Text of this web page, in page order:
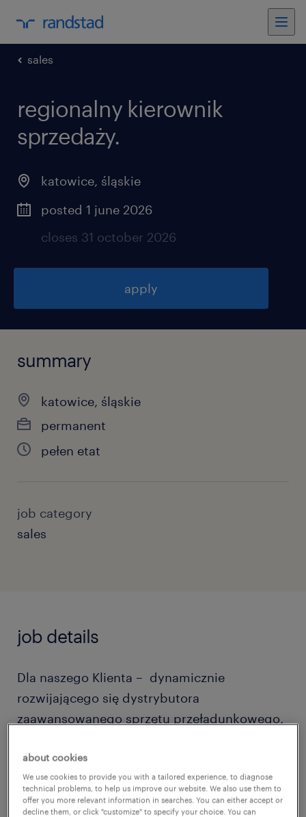
sales
regionalny kierownik
sprzedaży.
katowice, śląskie
posted 1 june 2026
closes 31 october 2026
apply
summary
katowice, śląskie
permanent
pełen etat
job category
sales
job details
Dla naszego Klienta – dynamicznie
rozwijającego się dystrybutora
zaawansowanego sprzętu przeładunkowego,
poszukujemy ambitnej i samodzielnej osoby
na stanowisko Regionalnego Kierownika
Sprzedaży.
about cookies
We use cookies to provide you with a tailored experience, to diagnose
technical problems, to help us improve our website. We also use them to
offer you more relevant information in searches. You can either accept or
decline them, or click "customize" to specify your choice. You can